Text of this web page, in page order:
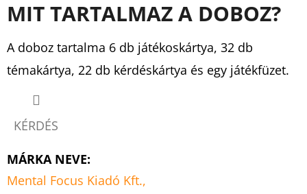
MIT TARTALMAZ A DOBOZ?
A doboz tartalma 6 db játékoskártya, 32 db
témakártya, 22 db kérdéskártya és egy játékfüzet.
KÉRDÉS
MÁRKA NEVE:
Mental Focus Kiadó Kft.,